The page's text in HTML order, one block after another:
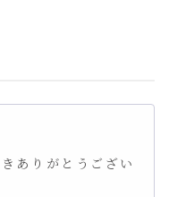
ありがとうござい